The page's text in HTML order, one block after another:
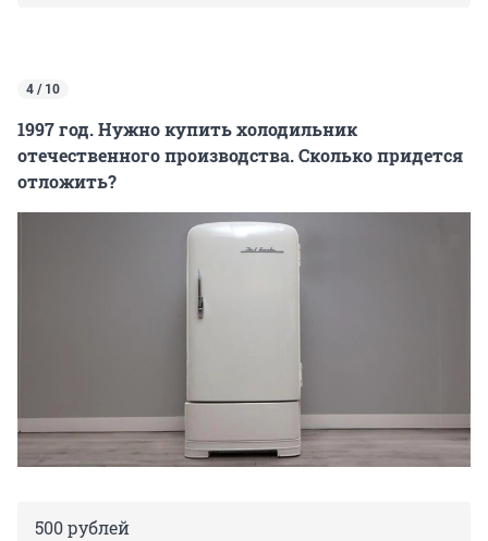
4 / 10
1997 год. Нужно купить холодильник
отечественного производства. Сколько придется
отложить?
500 рублей